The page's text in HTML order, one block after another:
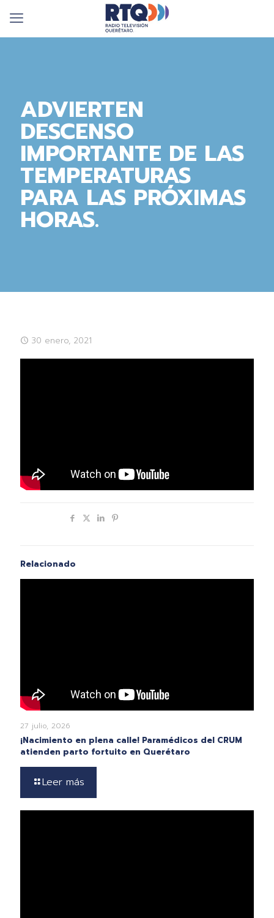
ADVIERTEN
DESCENSO
IMPORTANTE DE LAS
TEMPERATURAS
PARA LAS PRÓXIMAS
HORAS.
30 enero, 2021
Relacionado
27 julio, 2026
¡Nacimiento en plena calle! Paramédicos del CRUM
atienden parto fortuito en Querétaro
Leer más